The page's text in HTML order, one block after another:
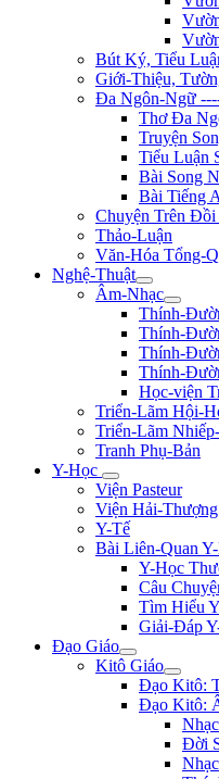
Bút Ký, Tiểu
Giới-Thiệu,
Đa Ngôn-Ngữ
Thơ Đa
Truyện
Tiểu Luận
Bài Song
Bài Tiếng
Chuyện Trên Đồi
Thảo-Luận
Văn-Hóa Tổng-
Nghệ-Thuật
Âm-Nhạc
Thính-
Thính-
Thính-
Thính-
Học-viện
Triển-Lãm Hội-
Triển-Lãm
Tranh Phụ-Bản
Y-Học
Viện Pasteur
Viện Hải-Thượng
Y-Tế
Bài Liên-Quan
Y-Học
Câu
Tìm Hiểu
Giải-Đáp
Đạo Giáo
Kitô Giáo
Đạo Kitô:
Đạo Kitô:
Đời